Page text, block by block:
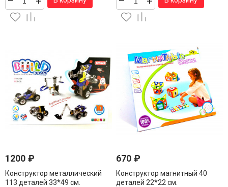
1200 ₽
Конструктор металлический
113 деталей 33*49 см.
670₽
Конструктор магнитный 40
деталей 22*22 см.